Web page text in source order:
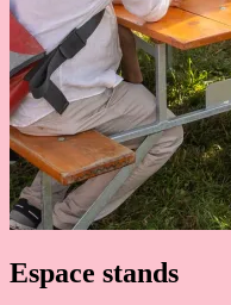
Espace stands